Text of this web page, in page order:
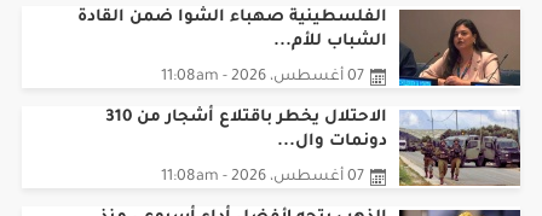
الشباب للأم...
07 أغسطس، 2026 - 11:08am
دونمات وال...
07 أغسطس، 2026 - 11:08am
الذهب يتجه لأفضل أداء أسبوعي منذ
كانون الثاني